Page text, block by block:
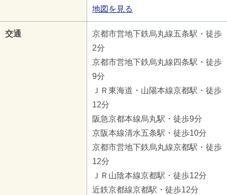
地図を見る
交通
京都市営地下鉄烏丸線五条駅・徒歩
2分
京都市営地下鉄烏丸線四条駅・徒歩
9分
ＪＲ東海道・山陽本線京都駅・徒歩
12分
阪急京都本線烏丸駅・徒歩9分
京阪本線清水五条駅・徒歩10分
京都市営地下鉄烏丸線京都駅・徒歩
12分
ＪＲ山陰本線京都駅・徒歩12分
近鉄京都線京都駅・徒歩12分